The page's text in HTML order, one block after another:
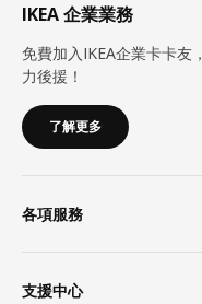
IKEA 企業業務
免費加入IKEA企業卡卡友
力後援！
了解更多
各項服務
支援中心